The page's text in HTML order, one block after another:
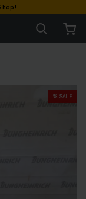
% SALE